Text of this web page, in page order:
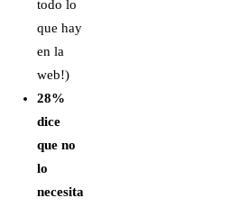
todo lo
que hay
en la
web!)
28%
dice
que no
lo
necesita